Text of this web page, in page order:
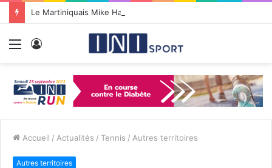
Menu
Accueil / Actualités / Tennis / Autres territoires
Autres territoires